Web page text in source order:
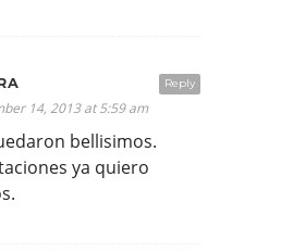
Reply
14, 2013 at 5:59 am
bellisimos.
ya quiero